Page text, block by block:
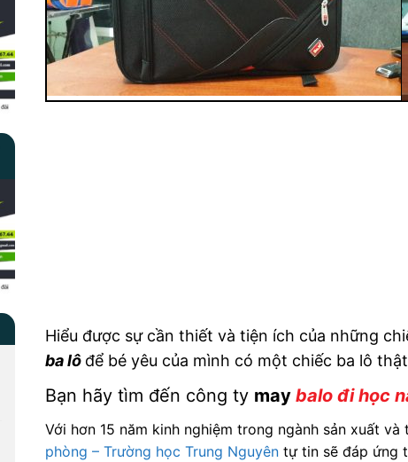
Hiểu được sự cần thiết và tiện ích của những
ba lô để bé yêu của mình có một chiếc ba lô
Bạn hãy tìm đến công ty maybalo đi học
Với hơn 15 năm kinh nghiệm trong ngành sản xuất
phòng – Trường học Trung Nguyên tự tin sẽ đáp ứng